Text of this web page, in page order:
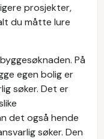
prosjekter,
du måtte lure
På
egen bolig er
søker. Det er
det også hende
søker. Den